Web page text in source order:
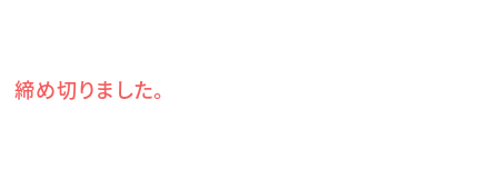
締め切りました。